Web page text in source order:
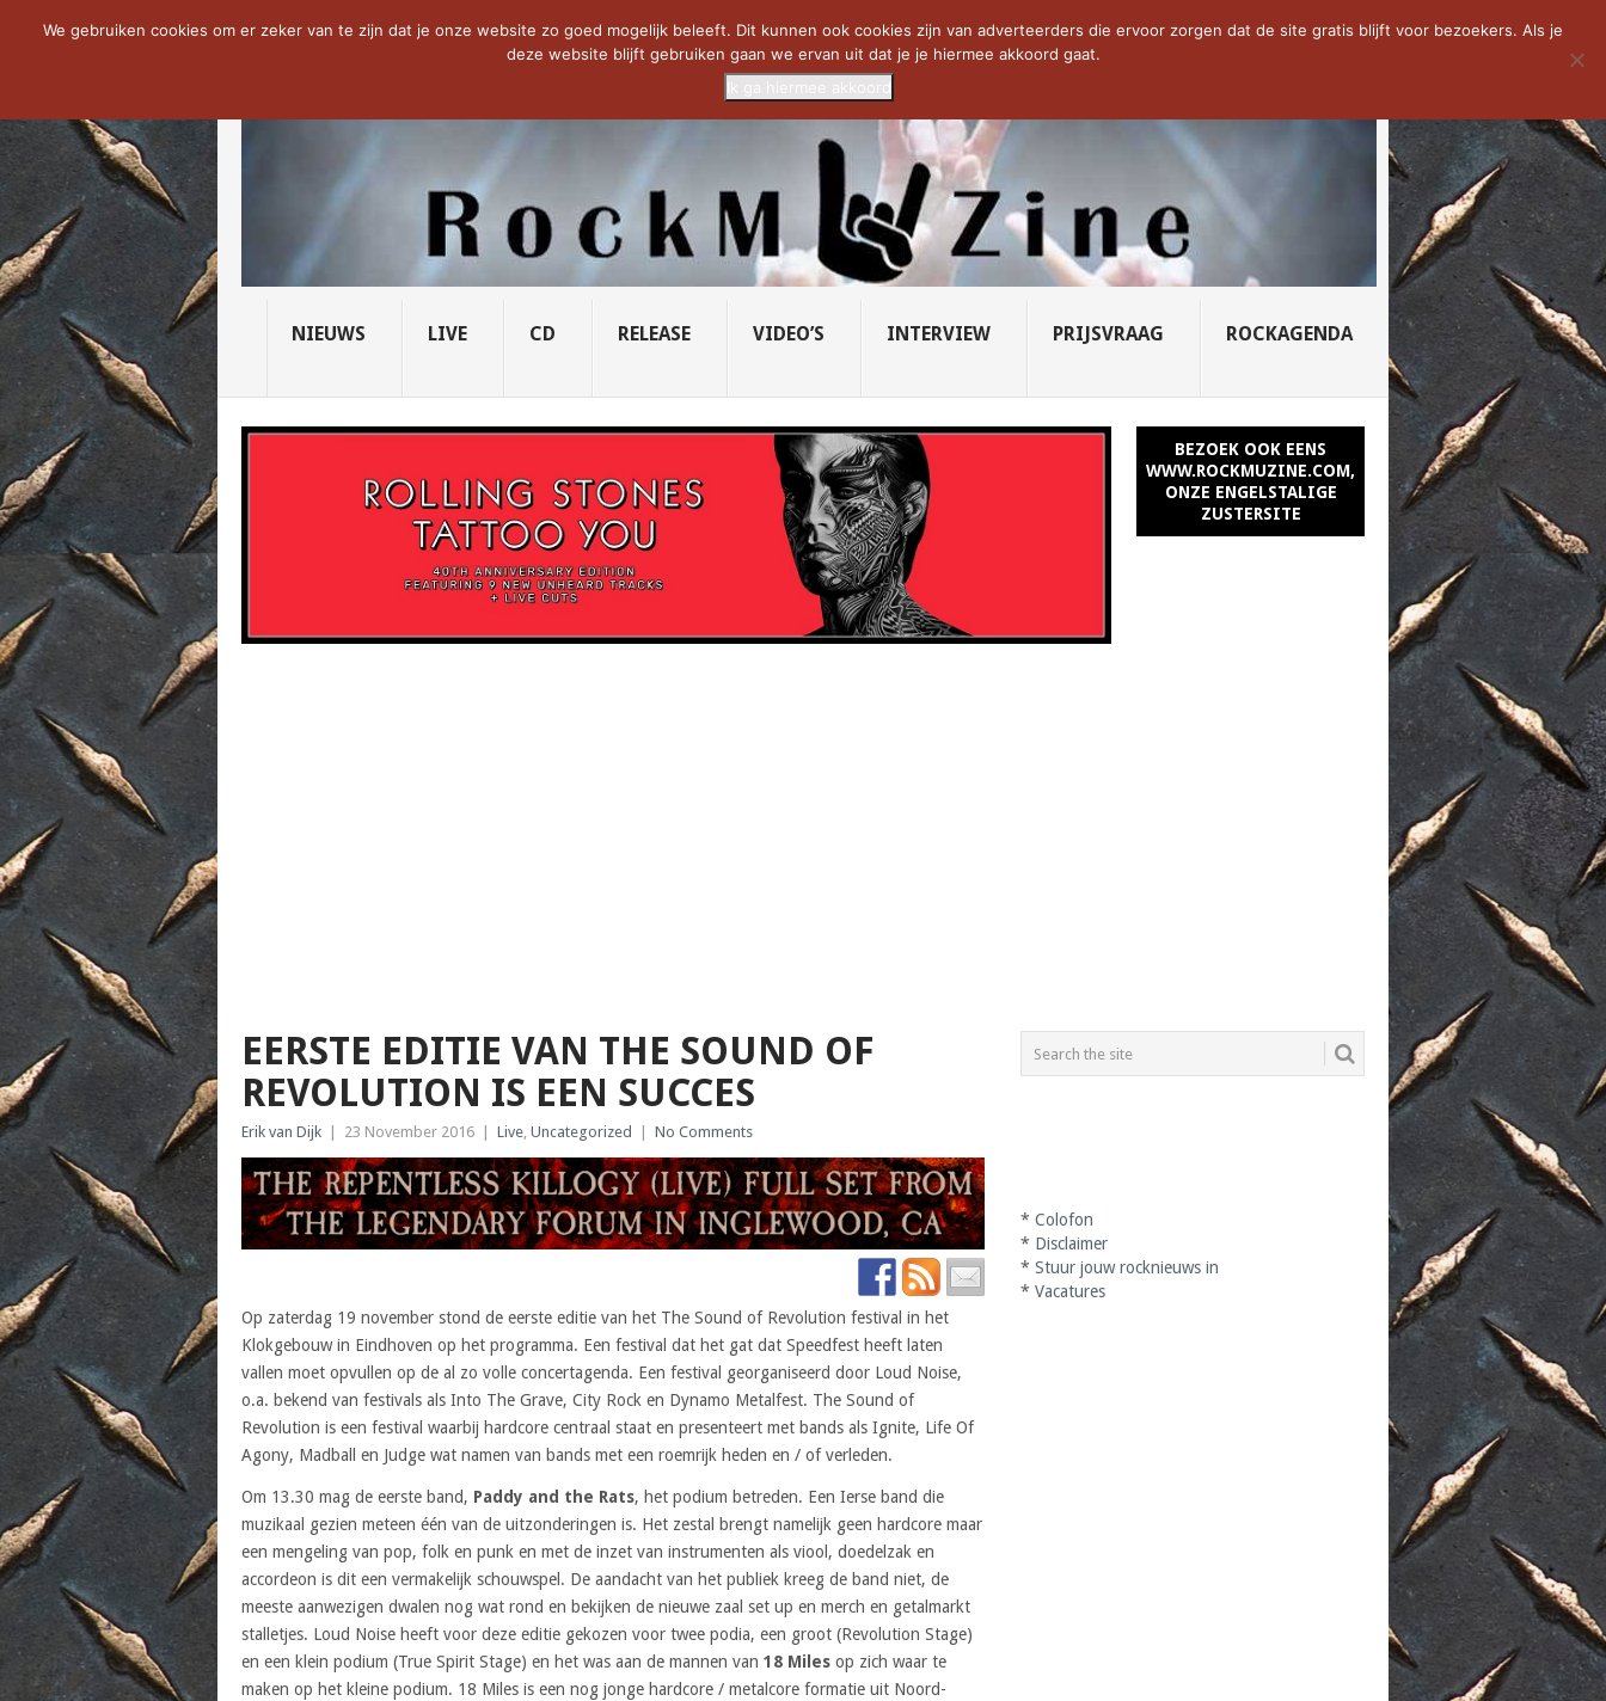
NOW TRENDING: THE VICIOUS HEAD SOCIETY... PRIDE OF LIONS – U... SAVATAGE KOMT TERUG IN 0... CD VAN DE WEEK: SLEEPING...
NIEUWS LIVE CD RELEASE VIDEO’S INTERVIEW PRIJSVRAAG ROCKAGENDA
BEZOEK OOK EENS
WWW.ROCKMUZINE.COM,
ONZE ENGELSTALIGE
ZUSTERSITE
EERSTE EDITIE VAN THE SOUND OF
REVOLUTION IS EEN SUCCES
Erik van Dijk 23 November 2016 Live, Uncategorized No Comments
Op zaterdag 19 november stond de eerste editie van het The Sound of Revolution festival in het
Klokgebouw in Eindhoven op het programma. Een festival dat het gat dat Speedfest heeft laten
vallen moet opvullen op de al zo volle concertagenda. Een festival georganiseerd door Loud Noise,
o.a. bekend van festivals als Into The Grave, City Rock en Dynamo Metalfest. The Sound of
Revolution is een festival waarbij hardcore centraal staat en presenteert met bands als Ignite, Life Of
Agony, Madball en Judge wat namen van bands met een roemrijk heden en / of verleden.
Om 13.30 mag de eerste band, Paddy and the Rats, het podium betreden. Een Ierse band die
muzikaal gezien meteen één van de uitzonderingen is. Het zestal brengt namelijk geen hardcore maar
een mengeling van pop, folk en punk en met de inzet van instrumenten als viool, doedelzak en
accordeon is dit een vermakelijk schouwspel. De aandacht van het publiek kreeg de band niet, de
meeste aanwezigen dwalen nog wat rond en bekijken de nieuwe zaal set up en merch en getalmarkt
stalletjes. Loud Noise heeft voor deze editie gekozen voor twee podia, een groot (Revolution Stage)
en een klein podium (True Spirit Stage) en het was aan de mannen van 18 Miles op zich waar te
maken op het kleine podium. 18 Miles is een nog jonge hardcore / metalcore formatie uit Noord-
*Colofon
* Disclaimer
*Stuur jouw rocknieuws in
*Vacatures
We gebruiken cookies om er zeker van te zijn dat je onze website zo goed mogelijk beleeft. Dit kunnen ook cookies zijn van adverteerders die ervoor zorgen dat de site gratis blijft voor bezoekers. Als je
deze website blijft gebruiken gaan we ervan uit dat je je hiermee akkoord gaat.
Ik ga hiermee akkoord